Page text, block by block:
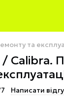
та
Calibra.
Написати